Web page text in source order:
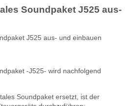
Soundpaket J525 aus-
J525 aus- und einbauen
-J525- wird nachfolgend
Soundpaket ersetzt, ist der